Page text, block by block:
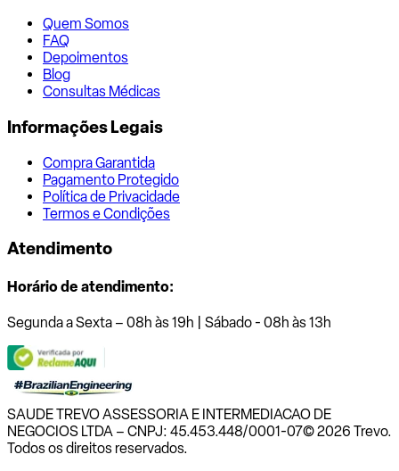
Quem Somos
FAQ
Depoimentos
Blog
Consultas Médicas
Informações Legais
Compra Garantida
Pagamento Protegido
Política de Privacidade
Termos e Condições
Atendimento
Horário de atendimento:
Segunda a Sexta – 08h às 19h | Sábado - 08h às 13h
SAUDE TREVO ASSESSORIA E INTERMEDIACAO DE
NEGOCIOS LTDA – CNPJ: 45.453.448/0001-07© 2026 Trevo.
Todos os direitos reservados.